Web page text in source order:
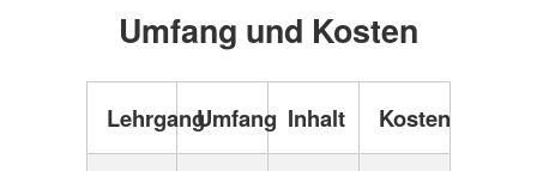
Umfang und Kosten
LehrgangUmfang Inhalt Kosten